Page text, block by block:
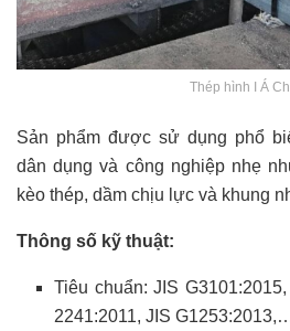
Thép hình I Á
Sản phẩm được sử dụng phổ
dân dụng và công nghiệp nhẹ
kèo thép, dầm chịu lực và khung
Thông số kỹ thuật:
Tiêu chuẩn: JIS
2241:2011, JIS